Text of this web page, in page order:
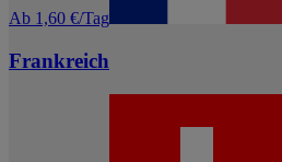
Ab 1,60 €/Tag
Frankreich